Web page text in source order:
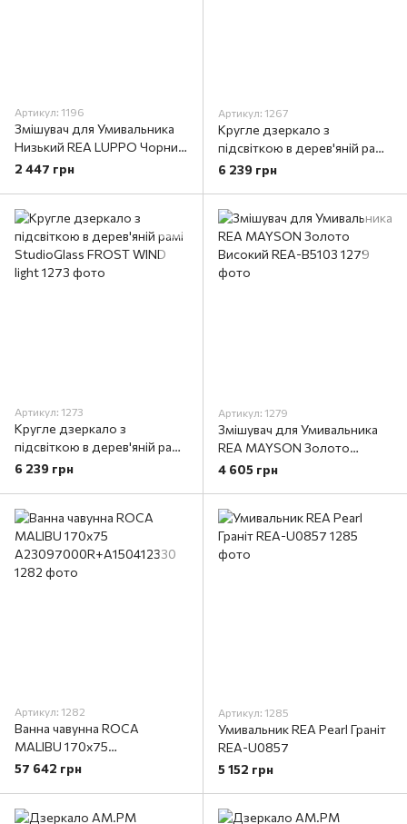
Артикул: 1196
Змішувач для Умивальника
Низький REA LUPPO Чорний
REA-B5668
2 447 грн
Артикул: 1267
Кругле дзеркало з
підсвіткою в дерев'яній рамі
StudioGlass SHINY DESERT
6 239 грн
Артикул: 1273
Кругле дзеркало з
підсвіткою в дерев'яній рамі
StudioGlass FROST WIND
6 239 грн
Артикул: 1279
Змішувач для Умивальника
REA MAYSON Золото
Високий REA-B5103
4 605 грн
Артикул: 1282
Ванна чавунна ROCA
MALIBU 170x75
A23097000R+A150412330
57 642 грн
Артикул: 1285
Умивальник REA Pearl Граніт
REA-U0857
5 152 грн